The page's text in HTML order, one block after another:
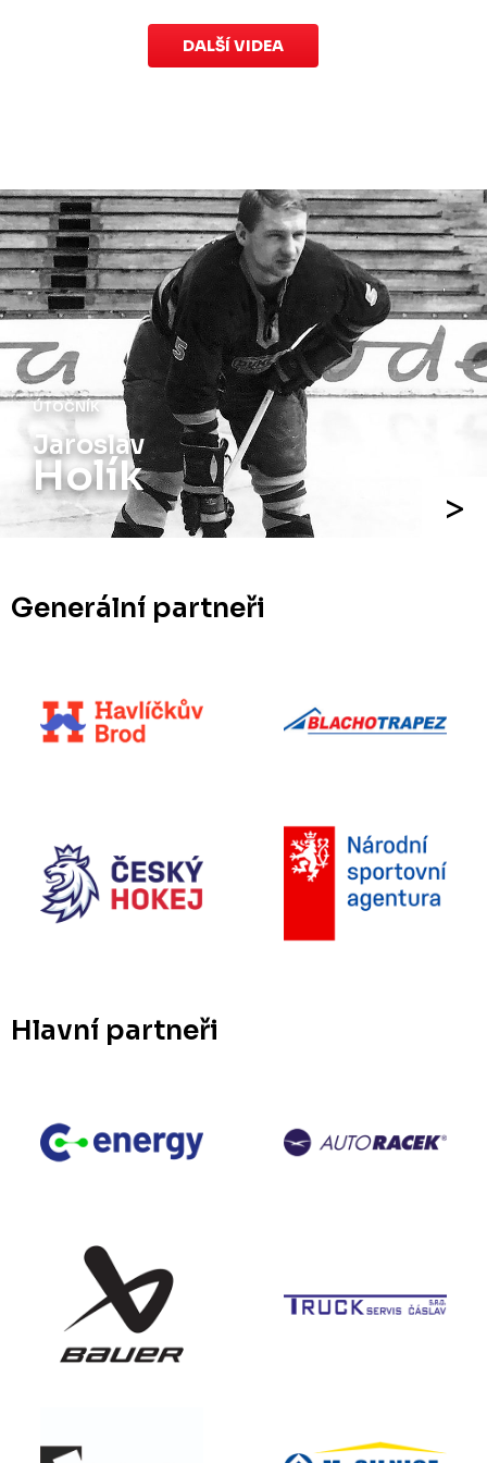
DALŠÍ VIDEA
ÚTOČNÍK
Jaroslav
Holík
Generální partneři
Hlavní partneři